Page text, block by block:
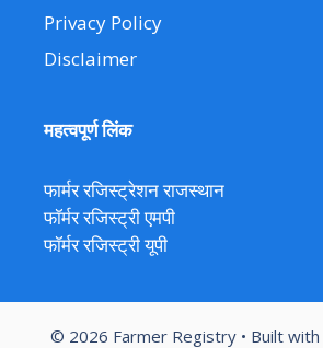
Privacy Policy
Disclaimer
महत्वपूर्ण लिंक
फार्मर रजिस्ट्रेशन राजस्थान
फॉर्मर रजिस्ट्री एमपी
फॉर्मर रजिस्ट्री यूपी
© 2026 Farmer Registry• Built with